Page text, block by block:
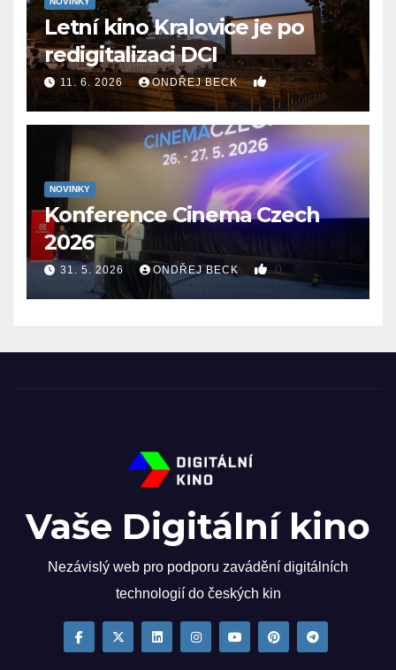
Letní kino Kralovice je po
redigitalizaci DCI
11. 6. 2026 ONDŘEJ BECK 0
NOVINKY
Konference Cinema Czech
2026
31. 5. 2026 ONDŘEJ BECK 0
Vaše Digitální kino
Nezávislý web pro podporu zavádění digitálních
technologií do českých kin